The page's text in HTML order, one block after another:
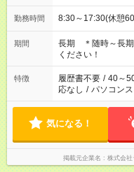
勤務時間 8:30～17:30(休憩
期間
長期 ＊随時～長
ください！
特徴 履歴書不要 / 40～
応なし / パソコン
気になる！
掲載元企業名 株式会